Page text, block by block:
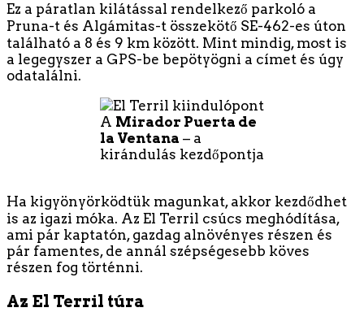
Ez a páratlan kilátással rendelkező parkoló a
Pruna-t és Algámitas-t összekötő SE-462-es úton
található a 8 és 9 km között. Mint mindig, most is
a legegyszer a GPS-be bepötyögni a címet és úgy
odatalálni.
A Mirador Puerta de
la Ventana – a
kirándulás kezdőpontja
Ha kigyönyörködtük magunkat, akkor kezdődhet
is az igazi móka. Az El Terril csúcs meghódítása,
ami pár kaptatón, gazdag alnövényes részen és
pár famentes, de annál szépségesebb köves
részen fog történni.
Az El Terril túra